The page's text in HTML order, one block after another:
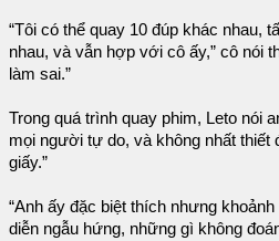
“Tôi có thể quay 10 đúp khác nhau,
nhau, và vẫn hợp với cô ấy,” cô nói
làm sai.”
Trong quá trình quay phim, Leto nói
mọi người tự do, và không nhất thiết
giấy.”
“Anh ấy đặc biệt thích nhưng
diễn ngẫu hứng, những gì không